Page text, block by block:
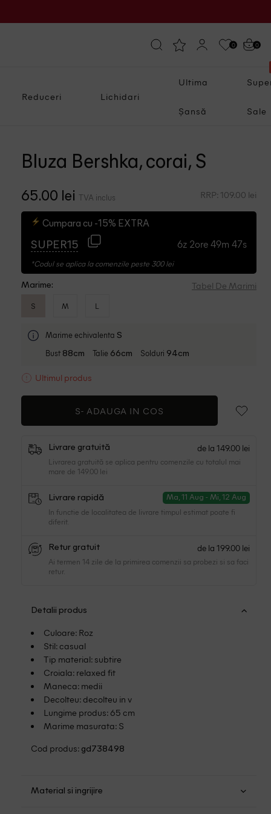
0 0
Reduceri Lichidari
Ultima
Șansă Sale
Bluza Bershka, corai, S
65.00 lei TVA inclus RRP: 109.00 lei
Cumpara cu -15% EXTRA
SUPER15 6z 2ore 49m 46s
*Codul se aplica la comenzile peste 300 lei
Marime: Tabel De Marimi
S M L
Marime echivalenta S
Bust 88cm Talie 66cm Solduri 94cm
Ultimul produs
S- ADAUGA IN COS
Livrare gratuită de la 149.00 lei
Livrarea gratuită se aplica pentru comenzile cu totalul mai
mare de 149.00 lei
Livrare rapidă Ma, 11 Aug - Mi, 12 Aug
In functie de localitatea de livrare timpul estimat poate fi
diferit.
Retur gratuit de la 199.00 lei
Ai termen 14 zile de la primirea comenzii sa probezi si sa faci
retur.
Detalii produs
Culoare: Roz
Stil: casual
Tip material: subtire
Croiala: relaxed fit
Maneca: medii
Decolteu: decolteu in v
Lungime produs: 65 cm
Marime masurata: S
Cod produs: gd738498
Material si ingrijire